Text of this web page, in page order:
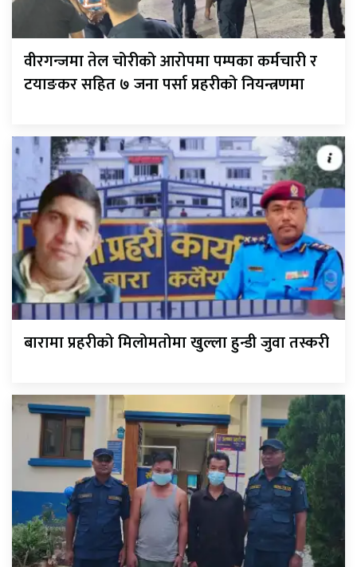
वीरगन्जमा तेल चोरीको आरोपमा पम्पका कर्मचारी र
टयाङकर सहित ७ जना पर्सा प्रहरीको नियन्त्रणमा
बारामा प्रहरीको मिलोमतोमा खुल्ला हुन्डी जुवा तस्करी